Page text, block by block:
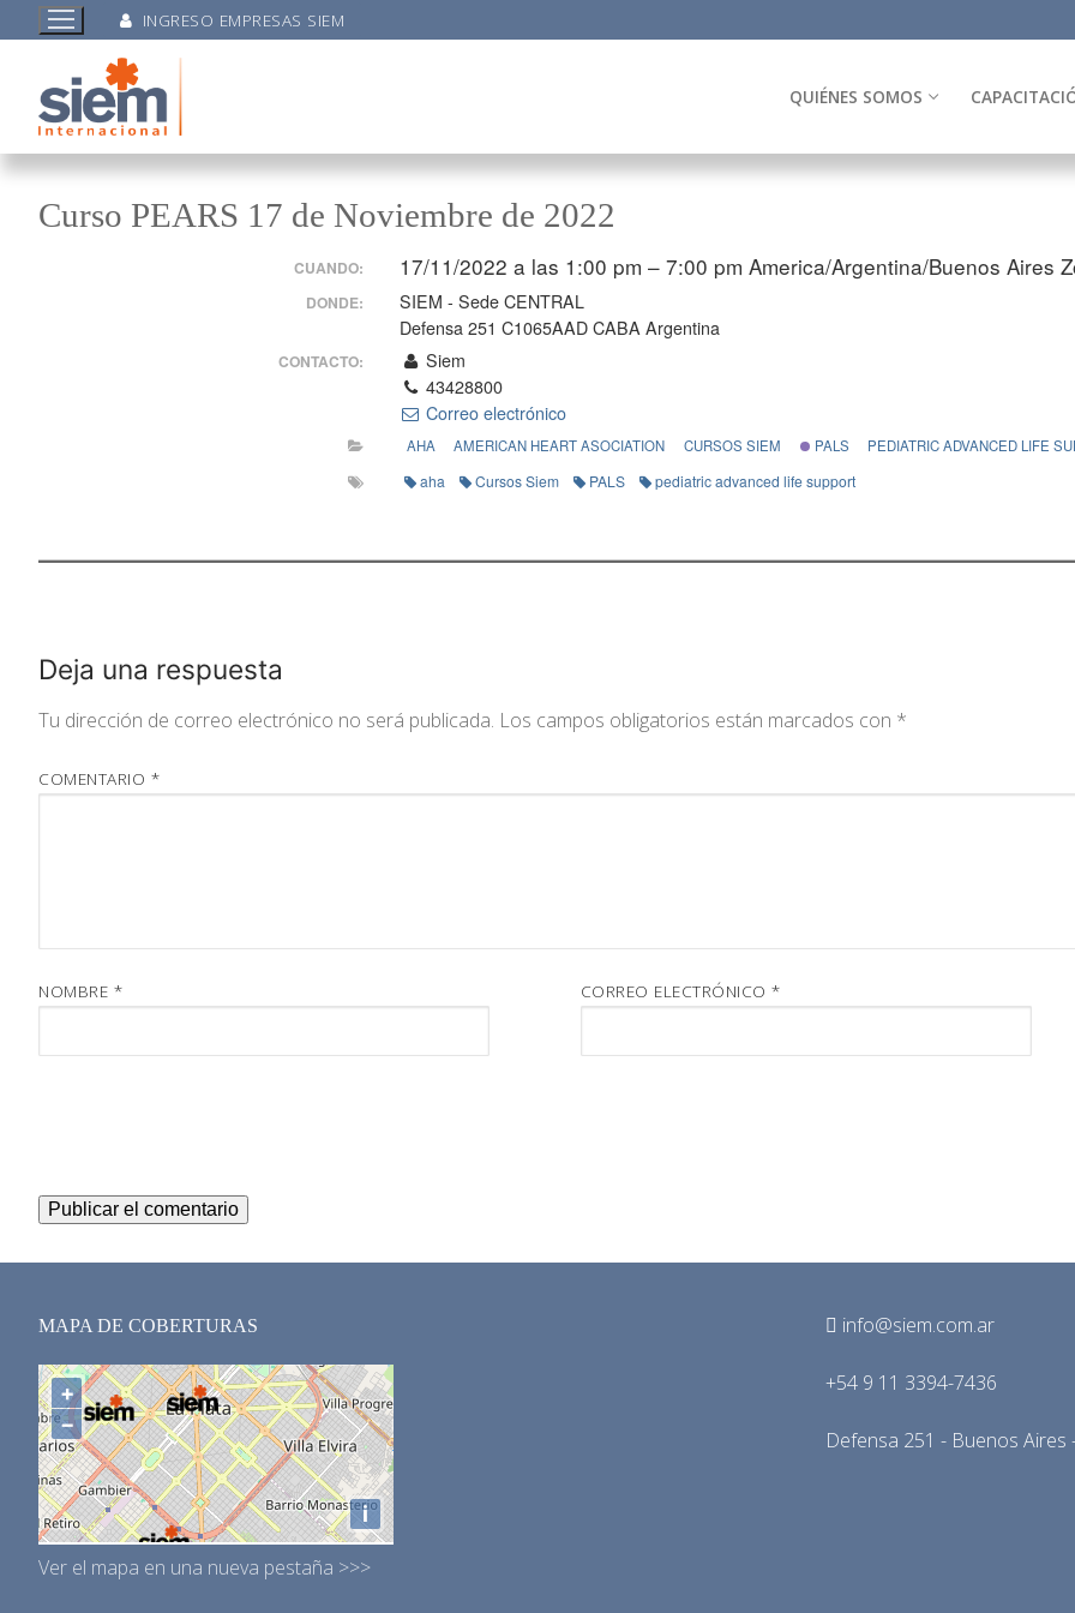
INGRESO EMPRESAS SIEM
QUIÉNES SOMOS
Curso PEARS 17 de Noviembre de 2022
CUANDO: 17/11/2022 a las 1:00 pm – 7:00 pm America/Argentina/Buenos Aires
DONDE:
SIEM - Sede CENTRAL
Defensa 251 C1065AAD CABA Argentina
CONTACTO:
Siem
43428800
Correo electrónico
AHA AMERICAN HEART ASOCIATION CURSOS SIEM PALS PEDIATRIC ADVANCED LIFE
aha Cursos Siem PALS pediatric advanced life support
Deja una respuesta
Tu dirección de correo electrónico no será publicada. Los campos obligatorios están marcados con *
COMENTARIO *
NOMBRE * CORREO ELECTRÓNICO*
MAPA DE COBERTURAS
Ver el mapa en una nueva pestaña >>>
info@siem.com.ar
+54 9 11 3394-7436
Defensa 251 - Buenos Aires